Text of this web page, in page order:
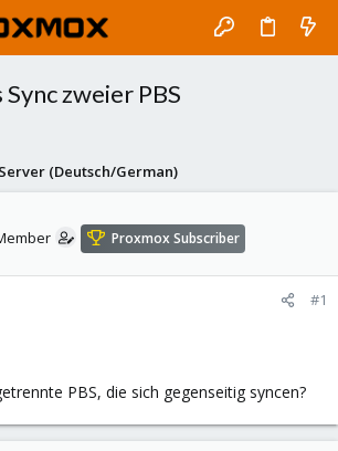
zweier PBS
(Deutsch/German)
Proxmox Subscriber
#1
PBS, die sich gegenseitig syncen?